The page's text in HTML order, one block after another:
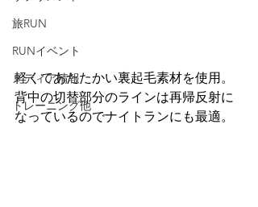
旅RUN
RUNイベント
メディア情報
トレーニング他
軽くてあたたかい裏起毛素材を使用。
背中の切替部分のラインは再帰反射に
なっているのでナイトランにも最適。